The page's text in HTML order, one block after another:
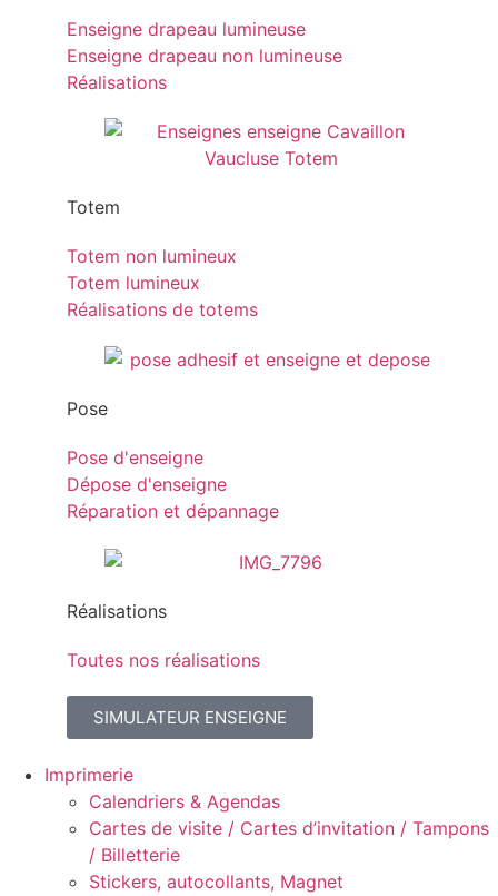
Enseigne drapeau lumineuse
Enseigne drapeau non lumineuse
Réalisations
Totem
Totem non lumineux
Totem lumineux
Réalisations de totems
Pose
Pose d'enseigne
Dépose d'enseigne
Réparation et dépannage
Réalisations
Toutes nos réalisations
SIMULATEUR ENSEIGNE
Imprimerie
Calendriers & Agendas
Cartes de visite / Cartes d’invitation / Tampons
/ Billetterie
Stickers, autocollants, Magnet